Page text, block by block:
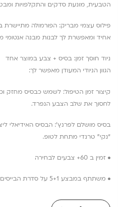
הטבעית, מונעת סדקים והתקלפויות
פילוס עצמי מבריק: הפורמולה מתיישרת
אחיד ומאפשרת לך לבנות מבנה
ניוד חוסך זמן: בסיס + צבע במוצר אחד
הגוון הניודי המעודן מאפשר לך:
קיצור זמן הטיפול: לשמש כבסיס מחזק
לחסוך את שלב הצבע הנפרד.
בסיס מושלם לפרנץ’: הבסיס האידיאלי
“נקי” טרנדי מתחת לטופ.
• זמין ב 60+ צבעים לבחירה
• משתתף במבצע 5+1 על סדרת הבייסים והטופים של סינדרלה